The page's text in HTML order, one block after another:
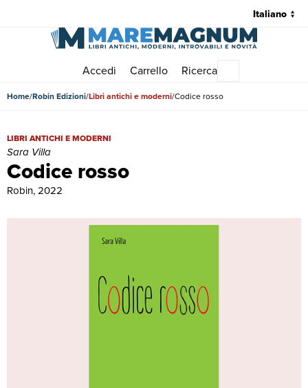
Accedi Carrello Ricerca
Home Robin Edizioni Libri antichi e moderni Codice rosso
Codice rosso
Codice rosso | Libri antichi e moderni | Sara Villa
LIBRI ANTICHI E MODERNI
Sara Villa
Robin, 2022